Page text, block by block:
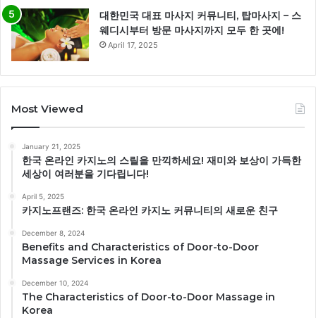
대한민국 대표 마사지 커뮤니티, 탑마사지 – 스
웨디시부터 방문 마사지까지 모두 한 곳에!
April 17, 2025
Most Viewed
January 21, 2025
한국 온라인 카지노의 스릴을 만끽하세요! 재미와 보상이 가득한
세상이 여러분을 기다립니다!
April 5, 2025
카지노프랜즈: 한국 온라인 카지노 커뮤니티의 새로운 친구
December 8, 2024
Benefits and Characteristics of Door-to-Door
Massage Services in Korea
December 10, 2024
The Characteristics of Door-to-Door Massage in
Korea